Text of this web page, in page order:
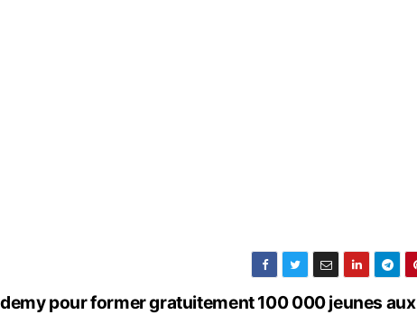
pour former gratuitement 100 000 jeunes aux